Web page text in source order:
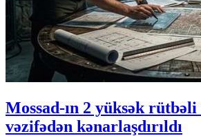
Mossad-ın 2 yüksək
vəzifədən kənarlaşdırıldı